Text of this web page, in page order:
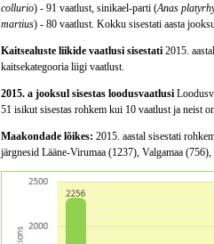
collurio) - 91 vaatlust, sinikael-parti (Anas
martius) - 80 vaatlust. Kokku sisestati aasta
Kaitsealuste liikide vaatlusi sisestati2015.
kaitsekategooria liigi vaatlust.
2015. a jooksul sisestas loodusvaatlusi
51 isikut sisestas rohkem kui 10 vaatlust ja neist
Maakondade lõikes: 2015. aastal sisestati
järgnesid Lääne-Virumaa (1237), Valgamaa